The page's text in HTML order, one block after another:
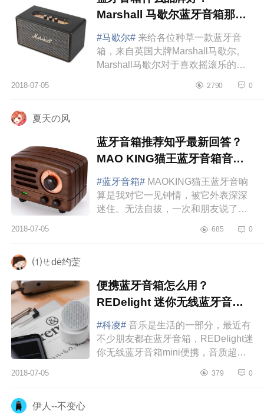
Marshall 马歇尔蓝牙音箱那个
型号好？
#马歇尔# 来给各位种草一款蓝牙音
箱，来自英国大牌Marshall马歇尔。
Marshall马歇尔对于喜欢摇滚乐的朋
拜。对于不了解摇滚的，你只要知
2018-07-05 2790 0
夏天の风
蓝牙音箱推荐知乎最新回答？
MAO KING猫王蓝牙音箱音质
如何？
#蓝牙音箱# MAOKING猫王蓝牙音响
算是我对它一见钟情，被它外表深深
迷住。无法自拔，一次和朋友说了这
友给我的礼物就是这款音箱，真是太
2018-07-05 685 0
⑴ㄝdē约萣
便携蓝牙音箱怎么用？
REDelight 迷你无线蓝牙音箱
好吗？
#科凌# 音乐是生活的一部分，最近有
不少朋友都在蓝牙音箱，REDelight迷
你无线蓝牙音箱mini便携，音质超棒
元！有些人用它来播放自己喜欢的...
2018-07-05 379 0
伊人--不变心